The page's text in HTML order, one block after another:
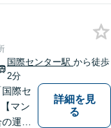
ネッ
ーズ
ビデ
国際センター駅から徒歩
2分
国際セ
マン
運営
詳細を見
る